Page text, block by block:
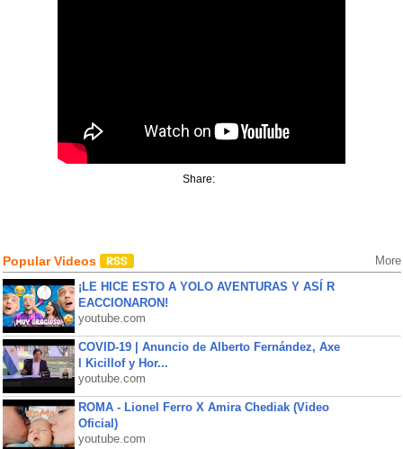
Share:
Popular Videos More
¡LE HICE ESTO A YOLO AVENTURAS Y ASÍ R
EACCIONARON!
youtube.com
COVID-19 | Anuncio de Alberto Fernández, Axe
l Kicillof y Hor...
youtube.com
ROMA - Lionel Ferro X Amira Chediak (Video
Oficial)
youtube.com